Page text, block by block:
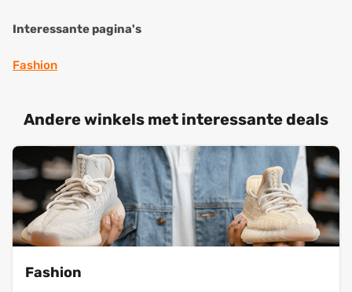
Interessante pagina's
Fashion
Andere winkels met interessante deals
Fashion